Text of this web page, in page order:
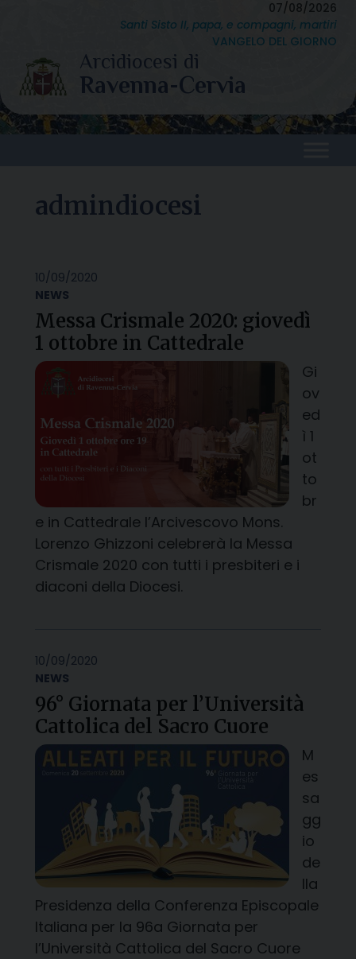
content
07/08/2026
Santi Sisto II, papa, e compagni, martiri
VANGELO DEL GIORNO
admindiocesi
10/09/2020
NEWS
Messa Crismale 2020: giovedì
1 ottobre in Cattedrale
Gi
ov
ed
ì 1
ot
to
br
e in Cattedrale l’Arcivescovo Mons.
Lorenzo Ghizzoni celebrerà la Messa
Crismale 2020 con tutti i presbiteri e i
diaconi della Diocesi.
10/09/2020
NEWS
96° Giornata per l’Università
Cattolica del Sacro Cuore
M
es
sa
gg
io
de
lla
Presidenza della Conferenza Episcopale
Italiana per la 96a Giornata per
l’Università Cattolica del Sacro Cuore